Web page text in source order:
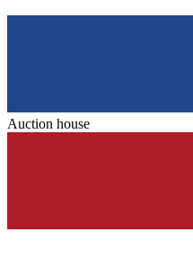
Auction house